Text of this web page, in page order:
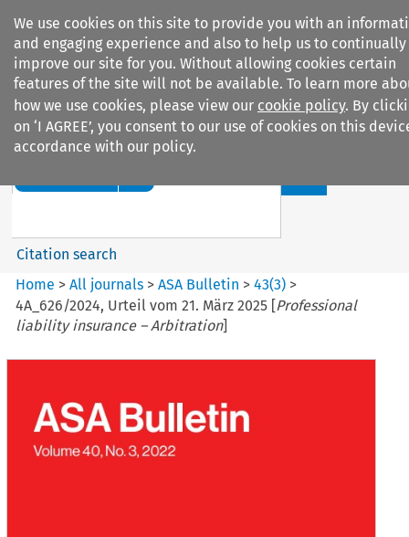
We use cookies on this site to provide you with an
and engaging experience and also to help us to continually
improve our site for you. Without allowing cookies certain
features of the site will not be available. To learn more
how we use cookies, please view our cookie policy. By
on ‘I AGREE’, you consent to our use of cookies on this
accordance with our policy.
Search filters
Citation search
Home >All journals >ASA Bulletin >43(3) >
4A_626/2024, Urteil vom 21. März 2025 [Professional
liability insurance – Arbitration]